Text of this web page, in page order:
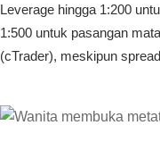
Leverage hingga 1:200
1:500 untuk pasangan
(cTrader), meskipun